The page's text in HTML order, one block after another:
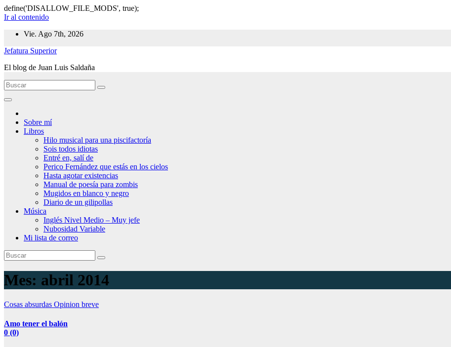
define('DISALLOW_FILE_MODS', true);
Ir al contenido
Vie. Ago 7th, 2026
Jefatura Superior
El blog de Juan Luis Saldaña
Sobre mí
Libros
Hilo musical para una piscifactoría
Sois todos idiotas
Entré en, salí de
Perico Fernández que estás en los cielos
Hasta agotar existencias
Manual de poesía para zombis
Mugidos en blanco y negro
Diario de un gilipollas
Música
Inglés Nivel Medio – Muy jefe
Nubosidad Variable
Mi lista de correo
Mes: abril 2014
Cosas absurdas Opinion breve
Amo tener el balón
0 (0)